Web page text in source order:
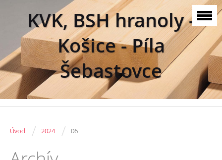
KVK, BSH hranoly -
Košice - Píla
Šebastovce
Úvod / 2024 / 06